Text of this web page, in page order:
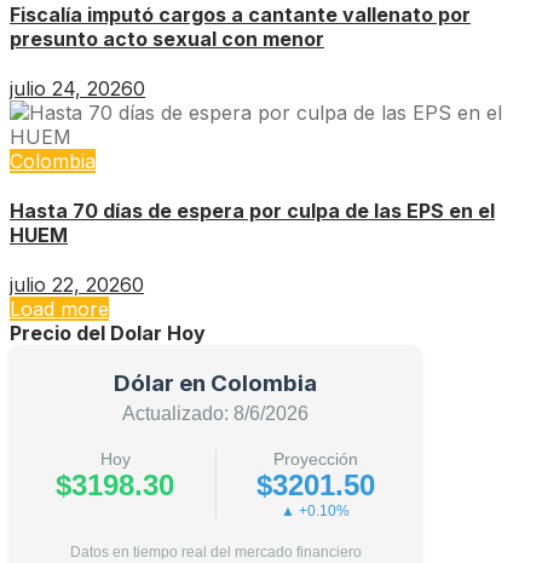
Fiscalía imputó cargos a cantante vallenato por
presunto acto sexual con menor
julio 24, 20260
Colombia
Hasta 70 días de espera por culpa de las EPS en el
HUEM
julio 22, 20260
Load more
Precio del Dolar Hoy
Dólar en Colombia
Actualizado: 8/6/2026
Hoy
$3198.30
Proyección
$3201.50
▲ +0.10%
Datos en tiempo real del mercado financiero